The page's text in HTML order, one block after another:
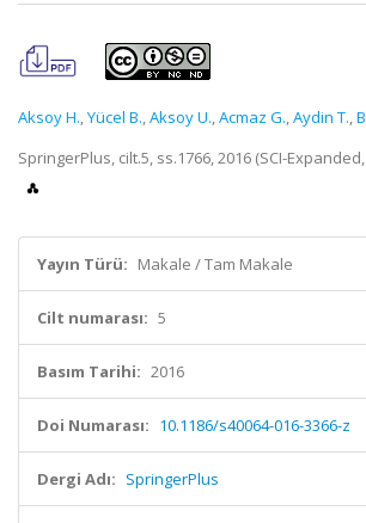
Aksoy H.,Yücel B.,Aksoy U.,Acmaz G.,Aydin T.,
SpringerPlus, cilt.5, ss.1766, 2016 (SCI-
Yayın Türü: Makale / Tam Makale
Cilt numarası: 5
Basım Tarihi: 2016
Doi Numarası: 10.1186/s40064-016-3366-z
Dergi Adı: SpringerPlus